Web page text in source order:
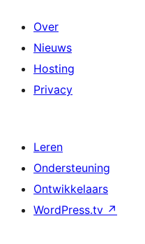
Over
Nieuws
Hosting
Privacy
Leren
Ondersteuning
Ontwikkelaars
WordPress.tv ↗